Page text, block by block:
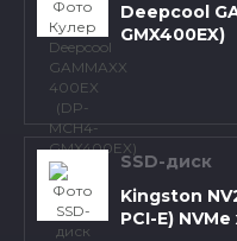
Deepcool
GMX400EX)
SSD-диск
Kingston
PCI-E)